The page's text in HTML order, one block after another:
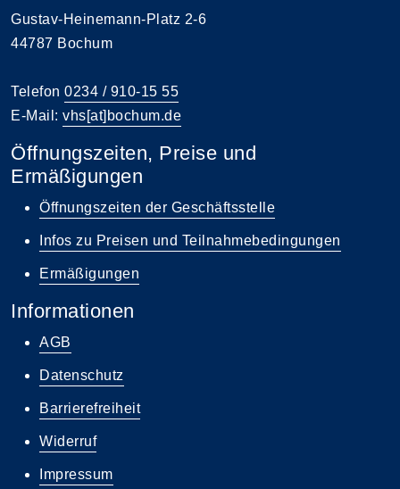
Gustav-Heinemann-Platz 2-6
44787 Bochum
Telefon 0234 / 910-15 55
E-Mail: vhs[at]bochum.de
Öffnungszeiten, Preise und
Ermäßigungen
Öffnungszeiten der Geschäftsstelle
Infos zu Preisen und Teilnahmebedingungen
Ermäßigungen
Informationen
AGB
Datenschutz
Barrierefreiheit
Widerruf
Impressum